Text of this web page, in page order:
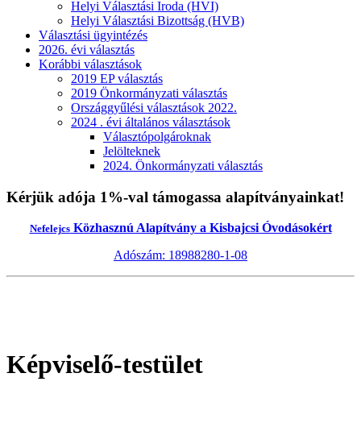
Helyi Választási Iroda (HVI)
Helyi Választási Bizottság (HVB)
Választási ügyintézés
2026. évi választás
Korábbi választások
2019 EP választás
2019 Önkormányzati választás
Országgyűlési választások 2022.
2024 . évi általános választások
Választópolgároknak
Jelölteknek
2024. Önkormányzati választás
Kérjük adója 1%-val támogassa alapítványainkat!
NefelejcsKözhasznú Alapítvány a Kisbajcsi Óvodásokért
Adószám: 18988280-1-08
Képviselő-testület